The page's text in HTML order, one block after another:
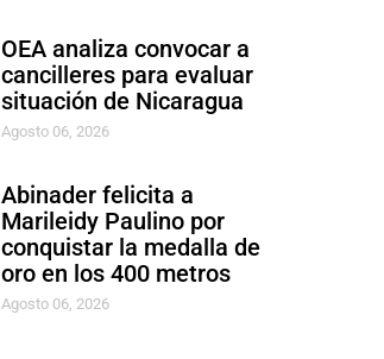
OEA analiza convocar a
cancilleres para evaluar
situación de Nicaragua
Agosto 06, 2026
Abinader felicita a
Marileidy Paulino por
conquistar la medalla de
oro en los 400 metros
Agosto 06, 2026